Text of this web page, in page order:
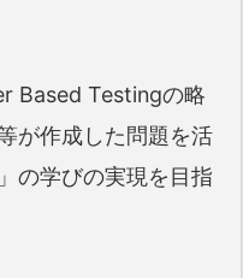
Based Testingの略
が作成した問題を活
の学びの実現を目指